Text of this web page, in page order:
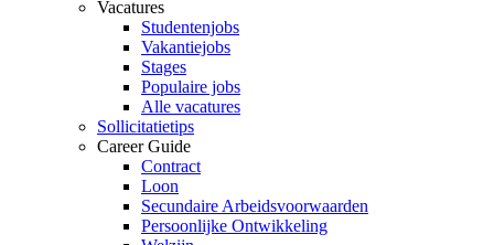
Vacatures
Studentenjobs
Vakantiejobs
Stages
Populaire jobs
Alle vacatures
Sollicitatietips
Career Guide
Contract
Loon
Secundaire Arbeidsvoorwaarden
Persoonlijke Ontwikkeling